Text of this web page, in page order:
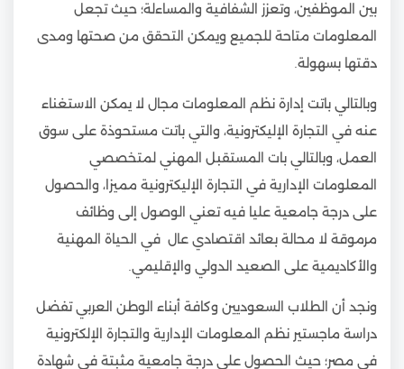
بين الموظفين، وتعزز الشفافية والمساءلة؛ حيث تجعل
المعلومات متاحة للجميع ويمكن التحقق من صحتها ومدى
دقتها بسهولة.
وبالتالي باتت إدارة نظم المعلومات مجال لا يمكن الاستغناء
عنه في التجارة الإليكترونية، والتي باتت مستحوذة على سوق
العمل، وبالتالي بات المستقبل المهني لمتخصصي
المعلومات الإدارية في التجارة الإليكترونية مميزا، والحصول
على درجة جامعية عليا فيه تعني الوصول إلى وظائف
مرموقة لا محالة بعائد اقتصادي عال في الحياة المهنية
والأكاديمية على الصعيد الدولي والإقليمي.
ونجد أن الطلاب السعوديين وكافة أبناء الوطن العربي تفضل
دراسة ماجستير نظم المعلومات الإدارية والتجارة الإلكترونية
في مصر؛ حيث الحصول على درجة جامعية مثبتة في شهادة